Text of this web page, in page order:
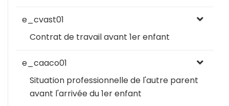
e_cvast01
Contrat de travail avant 1er enfant
e_caaco01
Situation professionnelle de l'autre parent
avant l'arrivée du 1er enfant